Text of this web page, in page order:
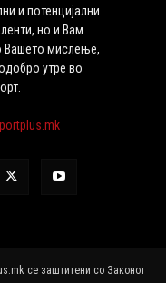
и потенцијални
но и Вам
Вашето мислење,
утре во
се заштитени со Законот